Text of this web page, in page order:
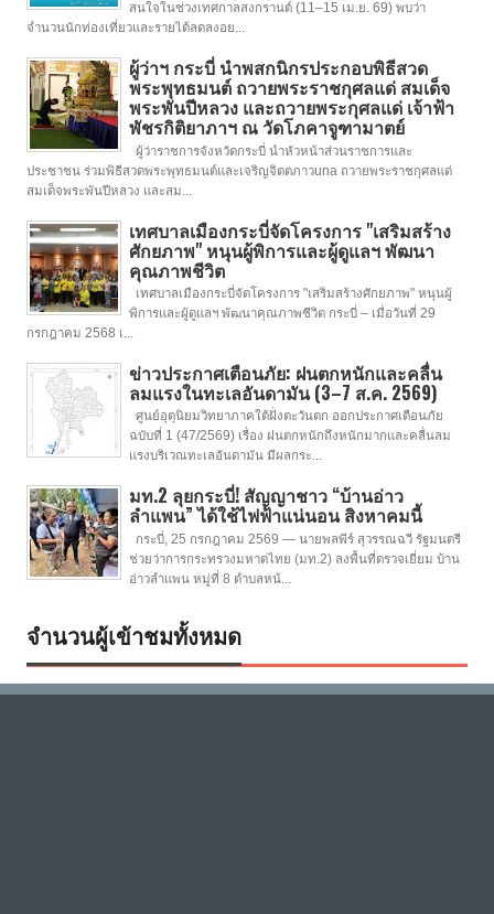
สนใจในช่วงเทศกาลสงกรานต์ (11–15 เม.ย. 69) พบว่า
จำนวนนักท่องเที่ยวและรายได้ลดลงอย...
ผู้ว่าฯ กระบี่ นำพสกนิกรประกอบพิธีสวด
พระพุทธมนต์ ถวายพระราชกุศลแด่ สมเด็จ
พระพันปีหลวง และถวายพระกุศลแด่ เจ้าฟ้า
พัชรกิติยาภาฯ ณ วัดโภคาจูฑามาตย์
ผู้ว่าราชการจังหวัดกระบี่ นำหัวหน้าส่วนราชการและ
ประชาชน ร่วมพิธีสวดพระพุทธมนต์และเจริญจิตตภาวuna ถวายพระราชกุศลแด่
สมเด็จพระพันปีหลวง และสม...
เทศบาลเมืองกระบี่จัดโครงการ "เสริมสร้าง
ศักยภาพ" หนุนผู้พิการและผู้ดูแลฯ พัฒนา
คุณภาพชีวิต
เทศบาลเมืองกระบี่จัดโครงการ "เสริมสร้างศักยภาพ" หนุนผู้
พิการและผู้ดูแลฯ พัฒนาคุณภาพชีวิต กระบี่ – เมื่อวันที่ 29
กรกฎาคม 2568 เ...
ข่าวประกาศเตือนภัย: ฝนตกหนักและคลื่น
ลมแรงในทะเลอันดามัน (3–7 ส.ค. 2569)
ศูนย์อุตุนิยมวิทยาภาคใต้ฝั่งตะวันตก ออกประกาศเตือนภัย
ฉบับที่ 1 (47/2569) เรื่อง ฝนตกหนักถึงหนักมากและคลื่นลม
แรงบริเวณทะเลอันดามัน มีผลกระ...
มท.2 ลุยกระบี่! สัญญาชาว “บ้านอ่าว
ลำแพน” ได้ใช้ไฟฟ้าแน่นอน สิงหาคมนี้
กระบี่, 25 กรกฎาคม 2569 — นายพลพีร์ สุวรรณฉวี รัฐมนตรี
ช่วยว่าการกระทรวงมหาดไทย (มท.2) ลงพื้นที่ตรวจเยี่ยม บ้าน
อ่าวลำแพน หมู่ที่ 8 ตำบลหน้...
จำนวนผู้เข้าชมทั้งหมด